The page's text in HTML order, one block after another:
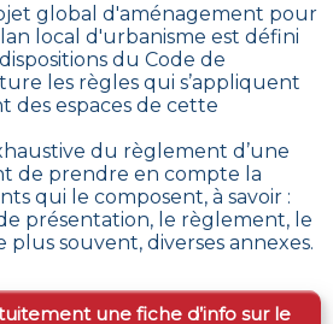
global d'aménagement pour
local d'urbanisme est défini
du Code de
les règles qui s’appliquent
des espaces de cette
du règlement d’une
de prendre en compte la
qui le composent, à savoir :
présentation, le règlement, le
plus souvent, diverses annexes.
une fiche d’info sur le